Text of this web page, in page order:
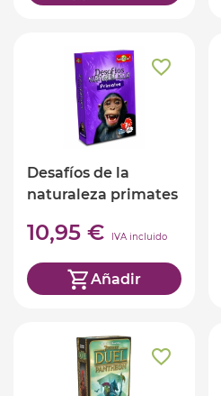
Desafíos de la
naturaleza primates
10,95 € IVA incluido
Añadir